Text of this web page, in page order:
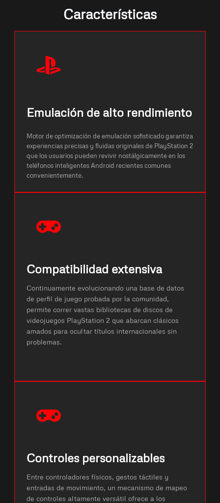
Características
Emulación de alto rendimiento
Motor de optimización de emulación sofisticado garantiza
experiencias precisas y fluidas originales de PlayStation 2
que los usuarios pueden revivir nostálgicamente en los
teléfonos inteligentes Android recientes comunes
convenientemente.
Compatibilidad extensiva
Continuamente evolucionando una base de datos
de perfil de juego probada por la comunidad,
permite correr vastas bibliotecas de discos de
videojuegos PlayStation 2 que abarcan clásicos
amados para ocultar títulos internacionales sin
problemas.
Controles personalizables
Entre controladores físicos, gestos táctiles y
entradas de movimiento, un mecanismo de mapeo
de controles altamente versátil ofrece a los